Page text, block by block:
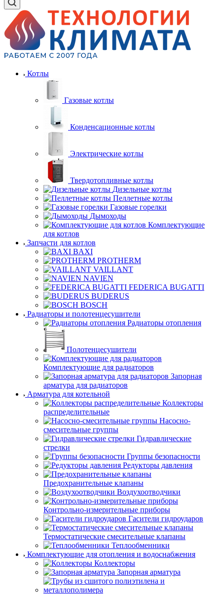
Котлы
Газовые котлы
Конденсационные котлы
Электрические котлы
Твердотопливные котлы
Дизельные котлы
Пеллетные котлы
Газовые горелки
Дымоходы
Комплектующие
для котлов
Запчасти для котлов
BAXI
PROTHERM
VAILLANT
NAVIEN
FEDERICA BUGATTI
BUDERUS
BOSCH
Радиаторы и полотенцесушители
Радиаторы отопления
Полотенцесушители
Комплектующие для радиаторов
Запорная
арматура для радиаторов
Арматура для котельной
Коллекторы
распределительные
Насосно-
смесительные группы
Гидравлические
стрелки
Группы безопасности
Редукторы давления
Предохранительные клапаны
Воздухоотводчики
Контрольно-измерительные приборы
Гасители гидроударов
Термостатические смесительные клапаны
Теплообменники
Комплектующие для отопления и водоснабжения
Коллекторы
Запорная арматура